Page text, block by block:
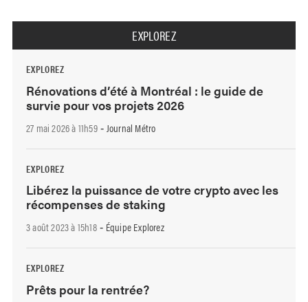
EXPLOREZ
EXPLOREZ
Rénovations d’été à Montréal : le guide de
survie pour vos projets 2026
27 mai 2026 à 11h59- Journal Métro
EXPLOREZ
Libérez la puissance de votre crypto avec les
récompenses de staking
3 août 2023 à 15h18- Équipe Explorez
EXPLOREZ
Prêts pour la rentrée?